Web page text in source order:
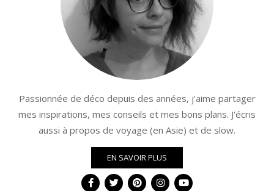
Passionnée de déco depuis des années, j'aime partager
mes inspirations, mes conseils et mes bons plans. J'écris
aussi à propos de voyage (en Asie) et de slow.
EN SAVOIR PLUS